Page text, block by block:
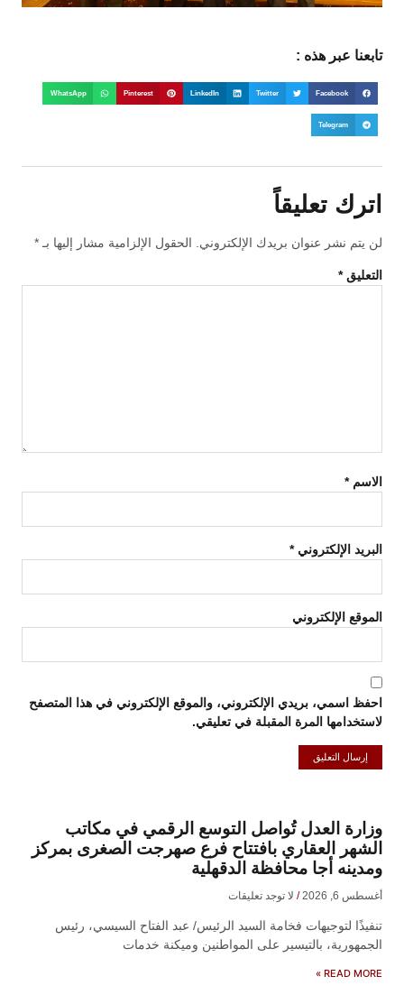
تابعنا عبر هذه :
Facebook
Twitter
LinkedIn
Pinterest
WhatsApp
Telegram
اترك تعليقاً
لن يتم نشر عنوان بريدك الإلكتروني. الحقول الإلزامية مشار إليها بـ*
التعليق*
الاسم*
البريد الإلكتروني*
الموقع الإلكتروني
احفظ اسمي، بريدي الإلكتروني، والموقع الإلكتروني في هذا المتصفح
لاستخدامها المرة المقبلة في تعليقي.
وزارة العدل تُواصل التوسع الرقمي في مكاتب
الشهر العقاري بافتتاح فرع صهرجت الصغرى بمركز
ومدينه أجا محافظة الدقهلية
أغسطس 6, 2026 لا توجد تعليقات
تنفيذًا لتوجيهات فخامة السيد الرئيس/ عبد الفتاح السيسي، رئيس
الجمهورية، بالتيسير على المواطنين وميكنة خدمات
READ MORE »